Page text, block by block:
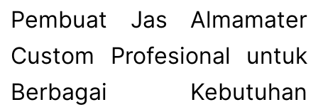
Pembuat Jas Almamater
Custom Profesional untuk
Berbagai Kebutuhan